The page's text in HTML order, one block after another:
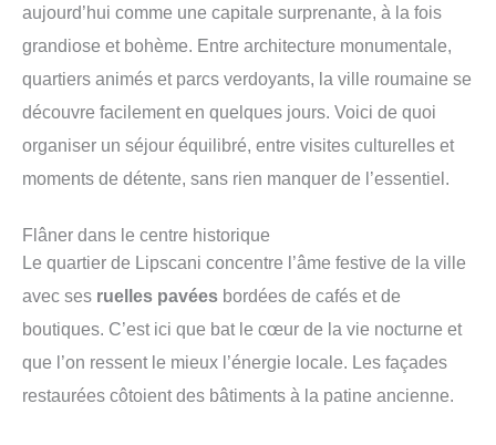
aujourd’hui comme une capitale surprenante, à la fois
grandiose et bohème. Entre architecture monumentale,
quartiers animés et parcs verdoyants, la ville roumaine se
découvre facilement en quelques jours. Voici de quoi
organiser un séjour équilibré, entre visites culturelles et
moments de détente, sans rien manquer de l’essentiel.
Flâner dans le centre historique
Le quartier de Lipscani concentre l’âme festive de la ville
avec ses ruelles pavées bordées de cafés et de
boutiques. C’est ici que bat le cœur de la vie nocturne et
que l’on ressent le mieux l’énergie locale. Les façades
restaurées côtoient des bâtiments à la patine ancienne.